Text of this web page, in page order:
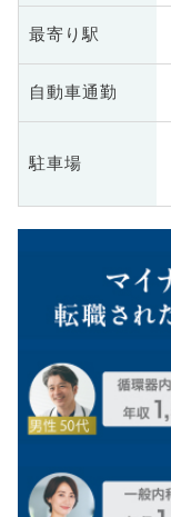
最寄り駅
自動車通勤
駐車場